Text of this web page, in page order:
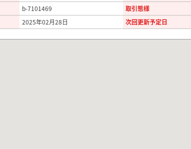
b-7101469 取引態様
2025年02月28日 次回更新予定日